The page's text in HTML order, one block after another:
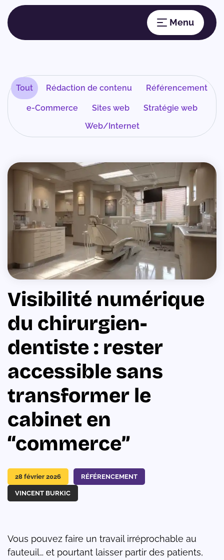
Tout Rédaction de contenu Référencement
e-Commerce Sites web
Stratégie web
Web/Internet
Visibilité numérique
du chirurgien-
dentiste : rester
accessible sans
transformer le
cabinet en
“commerce”
VINCENT BURKIC
RÉFÉRENCEMENT
28 février 2026
Vous pouvez faire un travail irréprochable au
fauteuil… et pourtant laisser partir des patients,